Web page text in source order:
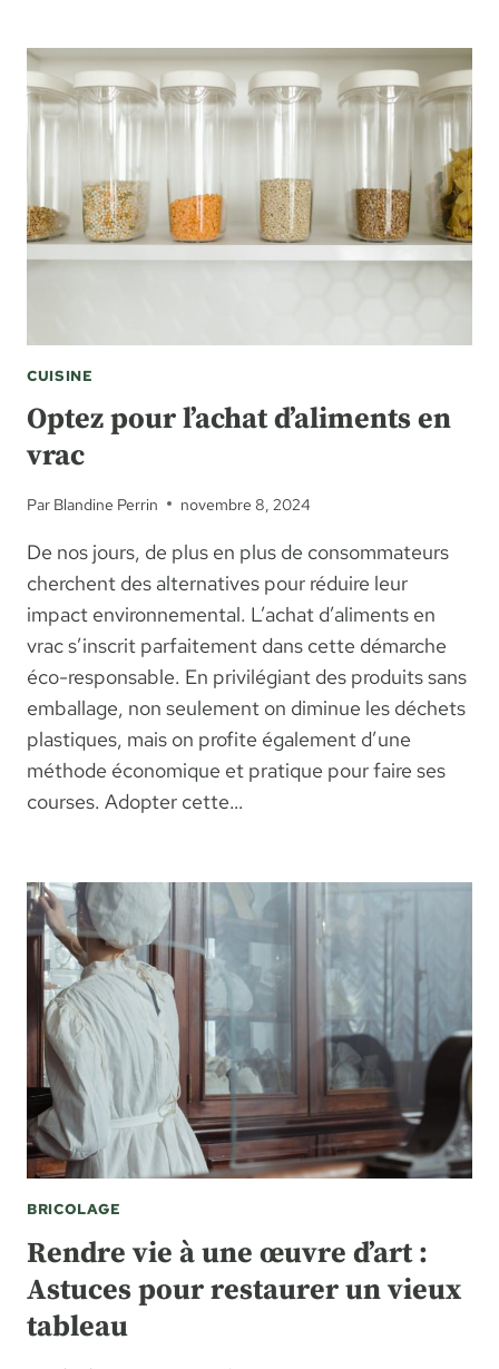
CUISINE
Optez pour l’achat d’aliments en
vrac
Par Blandine Perrin novembre 8, 2024
De nos jours, de plus en plus de consommateurs
cherchent des alternatives pour réduire leur
impact environnemental. L’achat d’aliments en
vrac s’inscrit parfaitement dans cette démarche
éco-responsable. En privilégiant des produits sans
emballage, non seulement on diminue les déchets
plastiques, mais on profite également d’une
méthode économique et pratique pour faire ses
courses. Adopter cette…
BRICOLAGE
Rendre vie à une œuvre d’art :
Astuces pour restaurer un vieux
tableau